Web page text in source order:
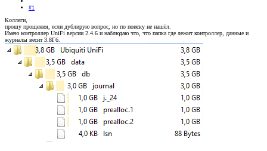
#1
Коллеги,
прошу прощения, если дублирую вопрос, но по поиску не нашёл.
Имею контроллер UniFi версии 2.4.6 и наблюдаю что, что папка где лежит контроллер, данные и
журналы весит 3.8Гб.